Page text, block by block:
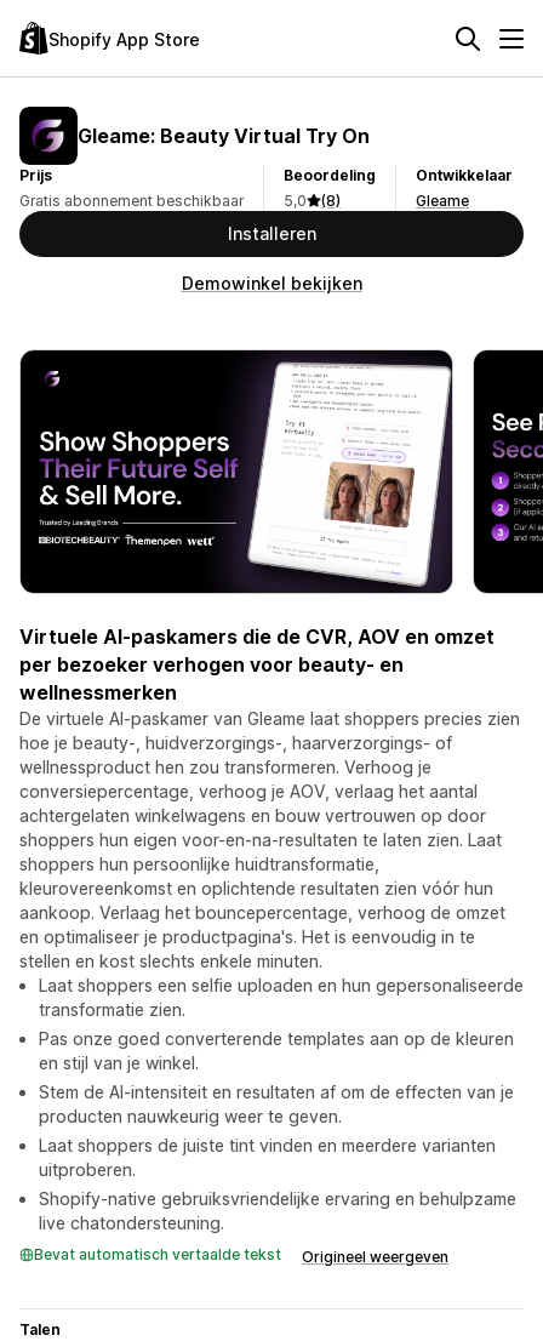
Shopify App Store
Gleame: Beauty Virtual Try On
Prijs
Gratis abonnement beschikbaar
Beoordeling
5,0
(8)
Ontwikkelaar
Gleame
Installeren
Demowinkel bekijken
Virtuele AI-paskamers die de CVR, AOV en omzet
per bezoeker verhogen voor beauty- en
wellnessmerken
De virtuele AI-paskamer van Gleame laat shoppers precies zien
hoe je beauty-, huidverzorgings-, haarverzorgings- of
wellnessproduct hen zou transformeren. Verhoog je
conversiepercentage, verhoog je AOV, verlaag het aantal
achtergelaten winkelwagens en bouw vertrouwen op door
shoppers hun eigen voor-en-na-resultaten te laten zien. Laat
shoppers hun persoonlijke huidtransformatie,
kleurovereenkomst en oplichtende resultaten zien vóór hun
aankoop. Verlaag het bouncepercentage, verhoog de omzet
en optimaliseer je productpagina's. Het is eenvoudig in te
stellen en kost slechts enkele minuten.
Laat shoppers een selfie uploaden en hun gepersonaliseerde
transformatie zien.
Pas onze goed converterende templates aan op de kleuren
en stijl van je winkel.
Stem de AI-intensiteit en resultaten af om de effecten van je
producten nauwkeurig weer te geven.
Laat shoppers de juiste tint vinden en meerdere varianten
uitproberen.
Shopify-native gebruiksvriendelijke ervaring en behulpzame
live chatondersteuning.
Bevat automatisch vertaalde tekst Origineel weergeven
Talen